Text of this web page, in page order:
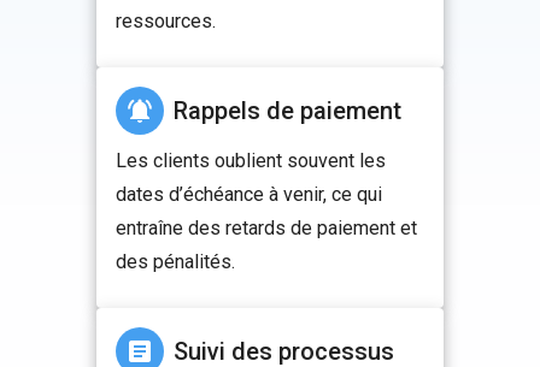
ressources.
Rappels de paiement
Les clients oublient souvent les
dates d’échéance à venir, ce qui
entraîne des retards de paiement et
des pénalités.
Suivi des processus